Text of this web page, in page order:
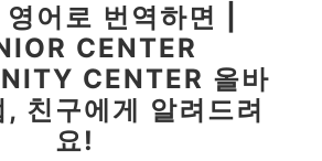
어로 번역하면 |
CENTER
CENTER 올바
친구에게 알려드려
요!